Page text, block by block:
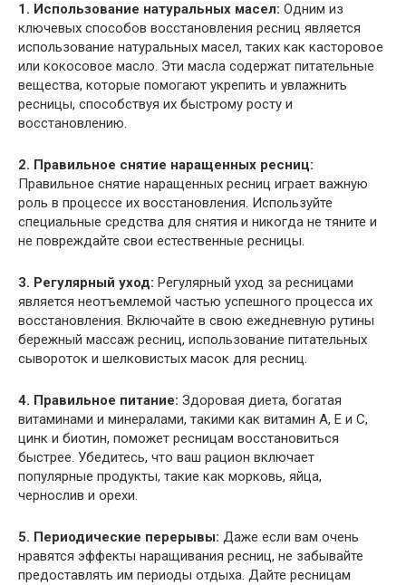
1. Использование натуральных масел: Одним из
ключевых способов восстановления ресниц является
использование натуральных масел, таких как касторовое
или кокосовое масло. Эти масла содержат питательные
вещества, которые помогают укрепить и увлажнить
ресницы, способствуя их быстрому росту и
восстановлению.
2. Правильное снятие наращенных ресниц:
Правильное снятие наращенных ресниц играет важную
роль в процессе их восстановления. Используйте
специальные средства для снятия и никогда не тяните и
не повреждайте свои естественные ресницы.
3. Регулярный уход: Регулярный уход за ресницами
является неотъемлемой частью успешного процесса их
восстановления. Включайте в свою ежедневную рутины
бережный массаж ресниц, использование питательных
сывороток и шелковистых масок для ресниц.
4. Правильное питание: Здоровая диета, богатая
витаминами и минералами, такими как витамин А, Е и С,
цинк и биотин, поможет ресницам восстановиться
быстрее. Убедитесь, что ваш рацион включает
популярные продукты, такие как морковь, яйца,
чернослив и орехи.
5. Периодические перерывы: Даже если вам очень
нравятся эффекты наращивания ресниц, не забывайте
предоставлять им периоды отдыха. Дайте ресницам